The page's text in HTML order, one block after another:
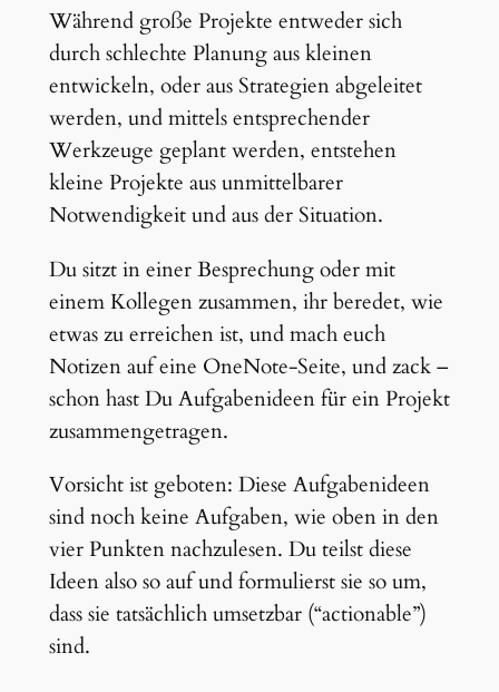
Während große Projekte entweder sich
durch schlechte Planung aus kleinen
entwickeln, oder aus Strategien abgeleitet
werden, und mittels entsprechender
Werkzeuge geplant werden, entstehen
kleine Projekte aus unmittelbarer
Notwendigkeit und aus der Situation.
Du sitzt in einer Besprechung oder mit
einem Kollegen zusammen, ihr beredet, wie
etwas zu erreichen ist, und mach euch
Notizen auf eine OneNote-Seite, und zack –
schon hast Du Aufgabenideen für ein Projekt
zusammengetragen.
Vorsicht ist geboten: Diese Aufgabenideen
sind noch keine Aufgaben, wie oben in den
vier Punkten nachzulesen. Du teilst diese
Ideen also so auf und formulierst sie so um,
dass sie tatsächlich umsetzbar (“actionable”)
sind.